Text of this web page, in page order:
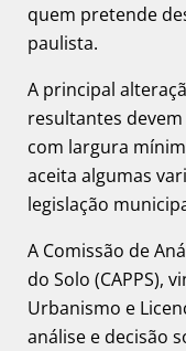
quem pretende
paulista.
A principal
resultantes
com largura
aceita algumas
legislação
A Comissão de
do Solo (CAPPS),
Urbanismo e
análise e decisão